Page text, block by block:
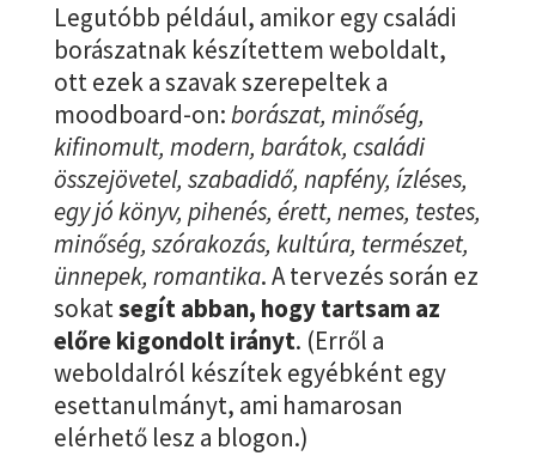
Legutóbb például, amikor egy családi
borászatnak készítettem weboldalt,
ott ezek a szavak szerepeltek a
moodboard-on:borászat, minőség,
kifinomult, modern, barátok, családi
összejövetel, szabadidő, napfény, ízléses,
egy jó könyv, pihenés, érett, nemes, testes,
minőség, szórakozás, kultúra, természet,
ünnepek, romantika. A tervezés során ez
sokatsegít abban, hogy tartsam az
előre kigondolt irányt. (Erről a
weboldalról készítek egyébként egy
esettanulmányt, ami hamarosan
elérhető lesz a blogon.)